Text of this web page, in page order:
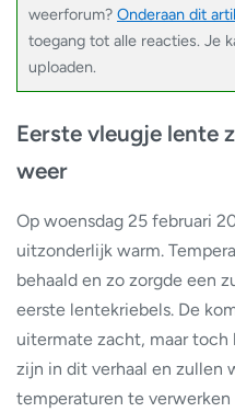
weerforum? Onderaan dit
toegang tot alle reacties. Je
uploaden.
Eerste vleugje lente
weer
Op woensdag 25 februari
uitzonderlijk warm.
behaald en zo zorgde een
eerste lentekriebels. De
uitermate zacht, maar
zijn in dit verhaal en zullen
temperaturen te verwerken